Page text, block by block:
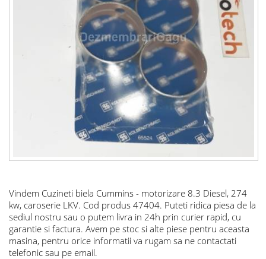
Vindem Cuzineti biela Cummins - motorizare 8.3 Diesel, 274
kw, caroserie LKV. Cod produs 47404. Puteti ridica piesa de la
sediul nostru sau o putem livra in 24h prin curier rapid, cu
garantie si factura. Avem pe stoc si alte piese pentru aceasta
masina, pentru orice informatii va rugam sa ne contactati
telefonic sau pe email.